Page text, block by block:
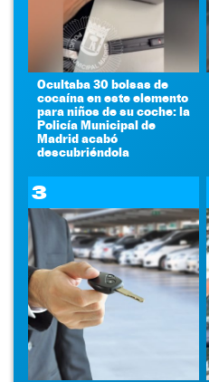
Ocultaba 30 bolsas de
cocaína en este elemento
para niños de su coche: la
Policía Municipal de
Madrid acabó
descubriéndola
3